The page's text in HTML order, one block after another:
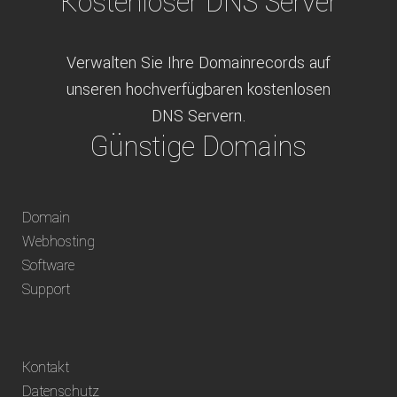
Verwalten Sie Ihre Domainrecords auf
unseren hochverfügbaren kostenlosen
DNS Servern.
Günstige Domains
weltweit verfügbare Domains inklusive
Vorkasse oder über ein andere verfügbare
Domain
Webhosting
Software
Support
Kontakt
Datenschutz